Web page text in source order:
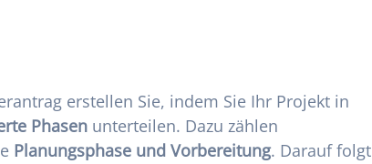
erstellen Sie, indem Sie Ihr Projekt in
Phasen unterteilen. Dazu zählen
Planungsphase und Vorbereitung. Darauf folgt